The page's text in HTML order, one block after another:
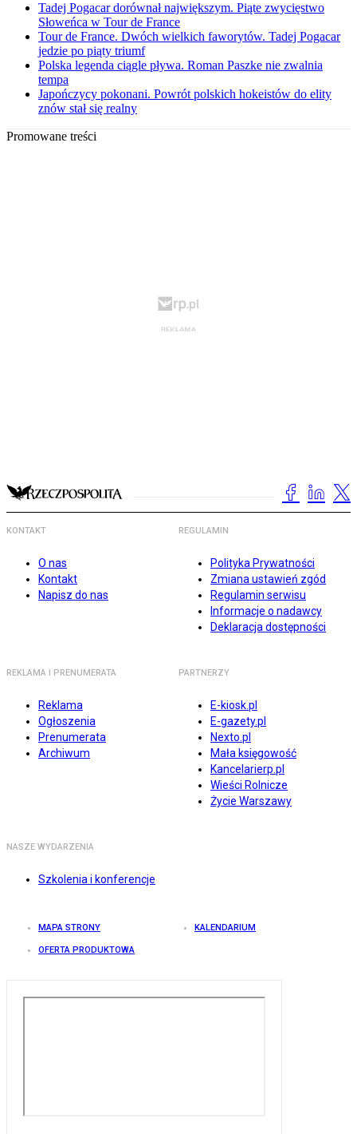
Tadej Pogacar dorównał największym. Piąte zwycięstwo
Słoweńca w Tour de France
Tour de France. Dwóch wielkich faworytów. Tadej Pogacar
jedzie po piąty triumf
Polska legenda ciągle pływa. Roman Paszke nie zwalnia
tempa
Japończycy pokonani. Powrót polskich hokeistów do elity
znów stał się realny
Promowane treści
KONTAKT
O nas
Kontakt
Napisz do nas
REGULAMIN
Polityka Prywatności
Zmiana ustawień zgód
Regulamin serwisu
Informacje o nadawcy
Deklaracja dostępności
REKLAMA I PRENUMERATA
Reklama
Ogłoszenia
Prenumerata
Archiwum
PARTNERZY
E-kiosk.pl
E-gazety.pl
Nexto.pl
Mała księgowość
Kancelarierp.pl
Wieści Rolnicze
Życie Warszawy
NASZE WYDARZENIA
Szkolenia i konferencje
MAPA STRONY KALENDARIUM
OFERTA PRODUKTOWA